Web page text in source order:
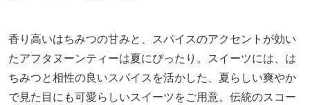
香り高いはちみつの甘みと、スパイスのアクセントが効い
たアフタヌーンティーは夏にぴったり。スイーツには、は
ちみつと相性の良いスパイスを活かした、夏らしい爽やか
で見た目にも可愛らしいスイーツをご用意。伝統のスコー